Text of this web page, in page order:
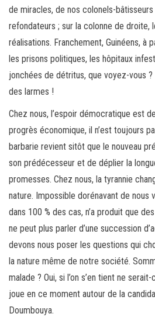
de miracles, de nos colonels-
refondateurs ; sur la colonne de droite,
réalisations. Franchement, Guinéens, à
les prisons politiques, les hôpitaux
jonchées de détritus, que voyez-vous
des larmes !
Chez nous, l’espoir démocratique est
progrès économique, il n’est toujours
barbarie revient sitôt que le nouveau
son prédécesseur et de déplier la
promesses. Chez nous, la tyrannie
nature. Impossible dorénavant de nous
dans 100 % des cas, n’a produit que
ne peut plus parler d’une succession
devons nous poser les questions qui
la nature même de notre société.
malade ? Oui, si l’on s’en tient ne
joue en ce moment autour de la
Doumbouya.